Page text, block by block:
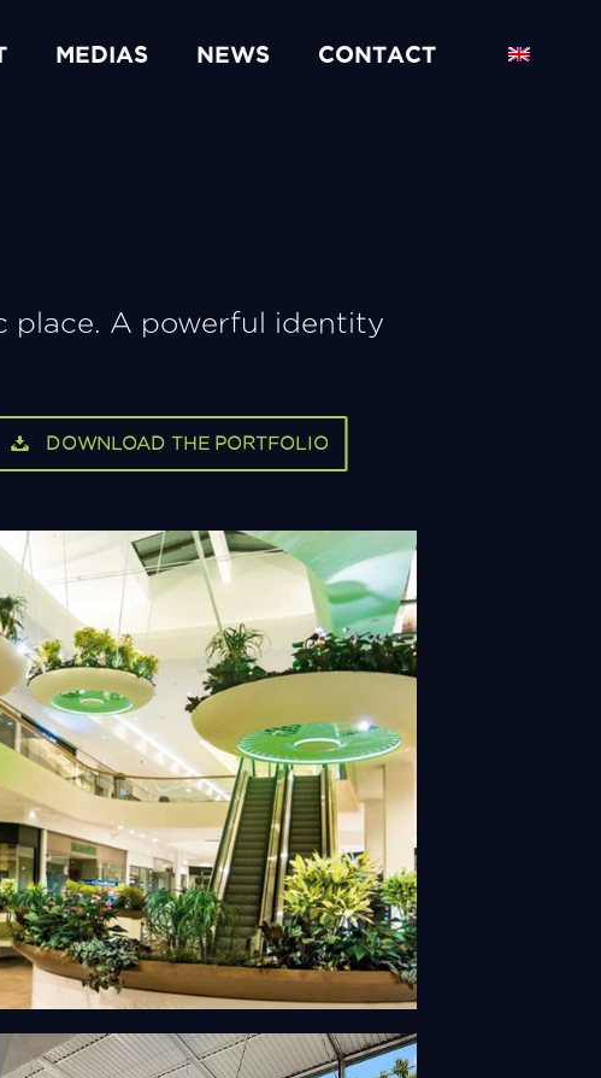
MEDIAS NEWS CONTACT
place. A powerful identity
DOWNLOAD THE PORTFOLIO